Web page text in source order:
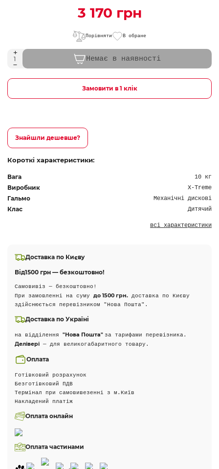
3 170 грн
Порівняти В обране
Немає в наявності
Замовити в 1 клік
Знайшли дешевше?
Короткі характеристики:
Вага 10 кг
Виробник X-Treme
Гальмо Механічні дискові
Клас Дитячий
всі характеристики
Доставка по Києву
Від1500 грн — безкоштовно!
Самовивіз — безкоштовно!
При замовленні на суму до 1500 грн. доставка по Києву
здійснюється перевізником "Нова Пошта".
Доставка по Україні
на відділення "Нова Пошта" за тарифами перевізника.
Делівері — для великогабаритного товару.
Оплата
Готівковий розрахунок
Безготівковий ПДВ
Термінал при самовивезенні з м.Київ
Накладений платіж
Оплата онлайн
Оплата частинами